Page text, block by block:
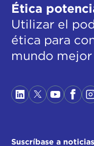
Ética
Utilizar el
ética para
mundo mejor
Suscríbase a